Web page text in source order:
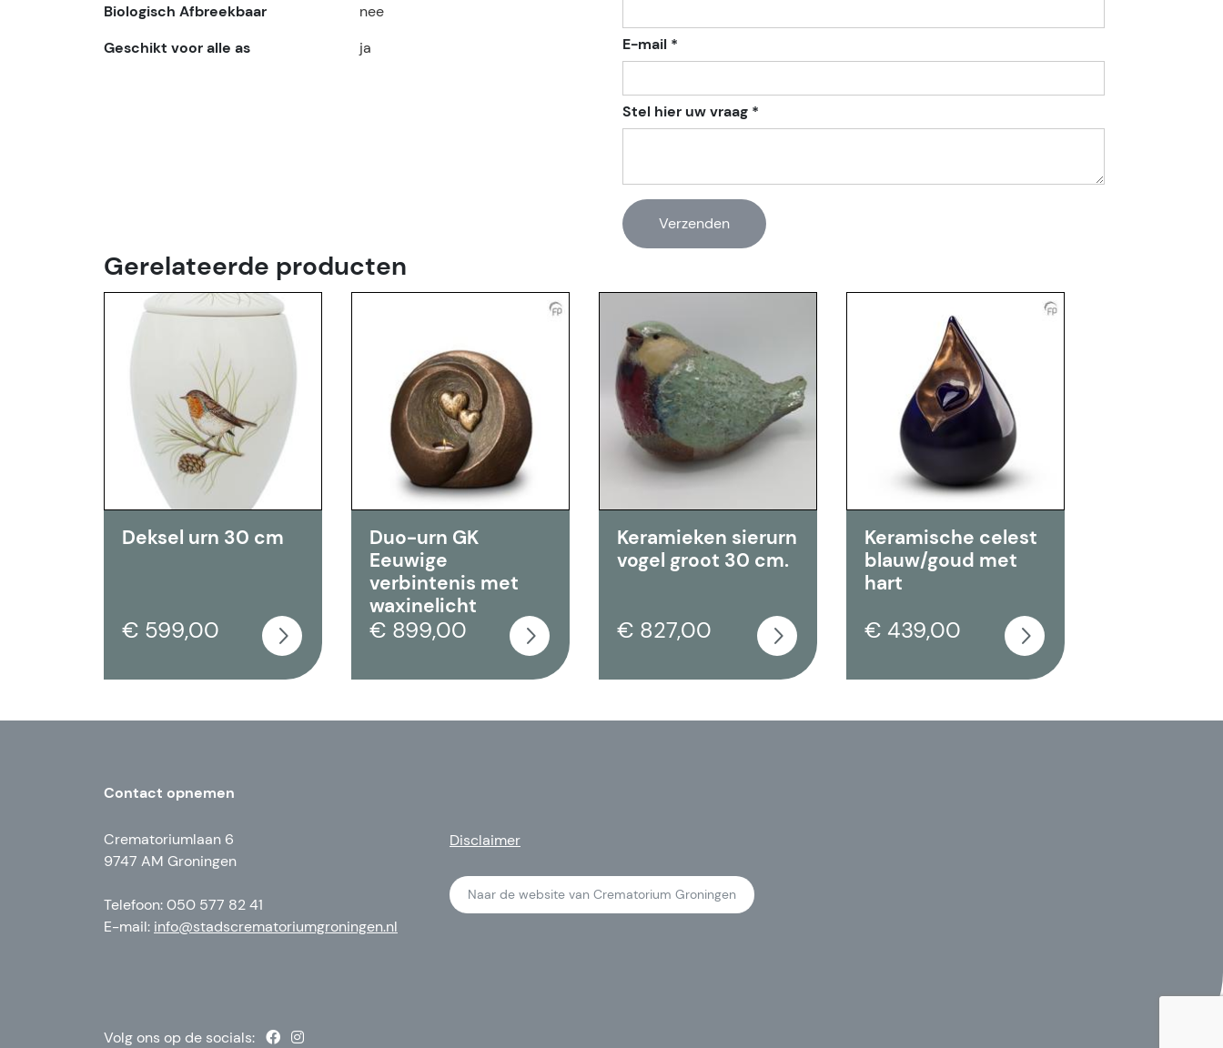
Biologisch Afbreekbaar
nee
Geschikt voor alle as
ja E-mail *
Stel hier uw vraag *
Gerelateerde producten
Deksel urn 30 cm
€ 599,00
Duo-urn GK
Eeuwige
verbintenis met
waxinelicht
€ 899,00
Keramieken sierurn
vogel groot 30 cm.
€ 827,00
Keramische celest
blauw/goud met
hart
€ 439,00
Contact opnemen
Crematoriumlaan 6
9747 AM Groningen
Telefoon: 050 577 82 41
E-mail: info@stadscrematoriumgroningen.nl
Volg ons op de socials:
Disclaimer
Naar de website van Crematorium Groningen